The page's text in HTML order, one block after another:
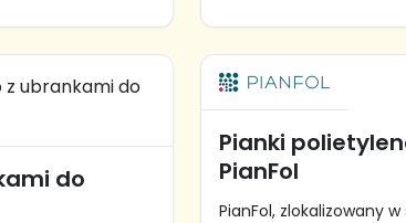
do
Pianki
PianFol
PianFol, zlokalizowany